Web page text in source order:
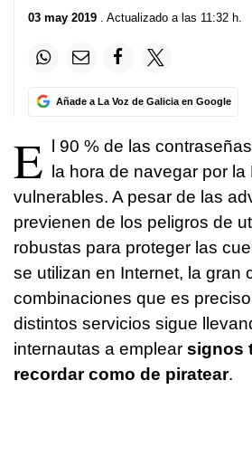
03 may 2019 . Actualizado a las 11:32 h.
Añade a La Voz de Galicia en Google
E l 90 % de las
la hora de navegar por la
vulnerables. A pesar de las
previenen de los peligros de
robustas para proteger las
se utilizan en Internet, la gran
combinaciones que es
distintos servicios sigue
internautas a emplear signos
recordar como de piratear.